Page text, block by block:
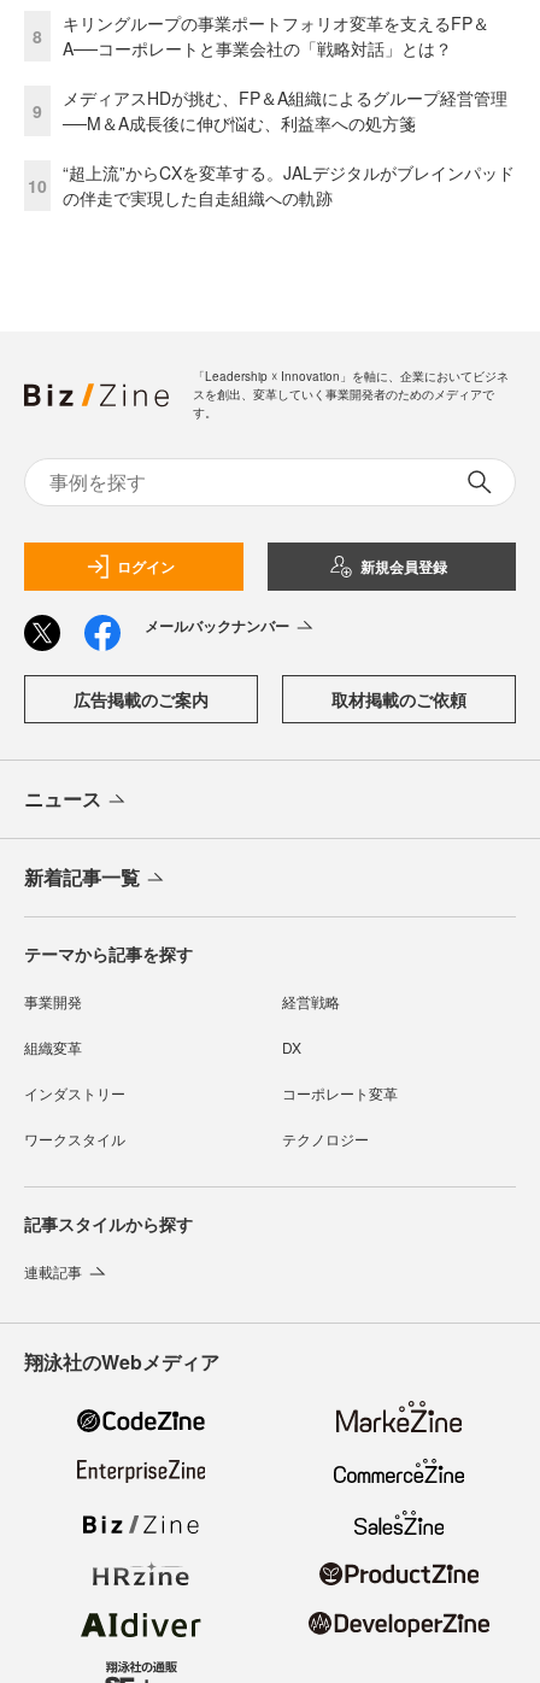
8
キリングループの事業ポートフォリオ変革を支えるFP＆
A──コーポレートと事業会社の「戦略対話」とは？
9
メディアスHDが挑む、FP＆A組織によるグループ経営管理
──M＆A成長後に伸び悩む、利益率への処方箋
10
“超上流”からCXを変革する。JALデジタルがブレインパッド
の伴走で実現した自走組織への軌跡
「Leadership ☓ Innovation」を軸に、企業においてビジネ
スを創出、変革していく事業開発者のためのメディアで
す。
ログイン 新規会員登録
メールバックナンバー
広告掲載のご案内 取材掲載のご依頼
ニュース
新着記事一覧
テーマから記事を探す
事業開発 経営戦略
組織変革 DX
インダストリー コーポレート変革
ワークスタイル テクノロジー
記事スタイルから探す
連載記事
翔泳社のWebメディア